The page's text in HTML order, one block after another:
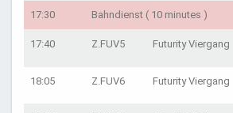
17:30 Bahndienst ( 10 minutes )
17:40 Z.FUV5 Futurity Viergang
18:05 Z.FUV6 Futurity Viergang